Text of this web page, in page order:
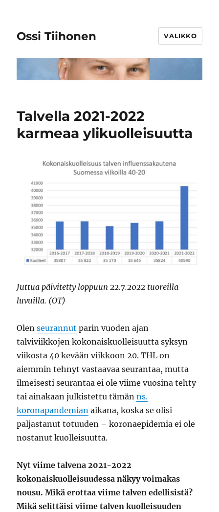
Ossi Tiihonen VALIKKO
Talvella 2021-2022
karmeaa ylikuolleisuutta
Juttua päivitetty loppuun 22.7.2022 tuoreilla
luvuilla. (OT)
Olenseurannut parin vuoden ajan
talviviikkojen kokonaiskuolleisuutta syksyn
viikosta 40 kevään viikkoon 20. THL on
aiemmin tehnyt vastaavaa seurantaa, mutta
ilmeisesti seurantaa ei ole viime vuosina tehty
tai ainakaan julkistettu tämänns.
koronapandemian aikana, koska se olisi
paljastanut totuuden – koronaepidemia ei ole
nostanut kuolleisuutta.
Nyt viime talvena 2021-2022
kokonaiskuolleisuudessa näkyy voimakas
nousu. Mikä erottaa viime talven edellisistä?
Mikä selittäisi viime talven kuolleisuuden